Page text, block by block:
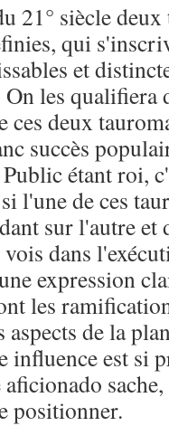
21° siècle
qui
et
les qualifiera
deux
succès
étant roi,
l'une de ces
sur l'autre et
dans
expression
les
de la
influence est si
positionner.